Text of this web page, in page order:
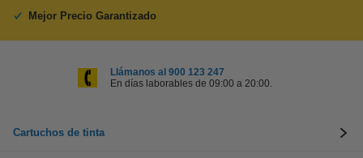
Mejor Precio Garantizado
Llámanos al 900 123 247
En días laborables de 09:00 a 20:00.
Cartuchos de tinta